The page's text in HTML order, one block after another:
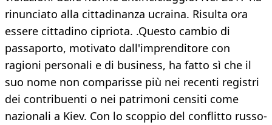
rinunciato alla cittadinanza ucraina. Risulta ora
essere cittadino cipriota. .Questo cambio di
passaporto, motivato dall'imprenditore con
ragioni personali e di business, ha fatto sì che il
suo nome non comparisse più nei recenti registri
dei contribuenti o nei patrimoni censiti come
nazionali a Kiev. Con lo scoppio del conflitto russo-